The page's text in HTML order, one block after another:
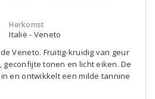
Herkomst
Italië - Veneto
Veneto. Fruitig-kruidig van geur
tonen en licht eiken. De
en ontwikkelt een milde tannine